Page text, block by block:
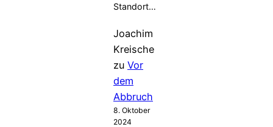
Standort…
Joachim
Kreische
zu Vor
dem
Abbruch
8. Oktober
2024